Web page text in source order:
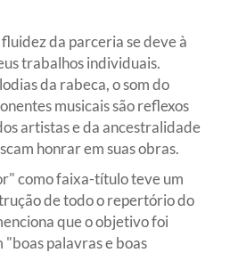
da parceria se deve à
trabalhos individuais.
da rabeca, o som do
musicais são reflexos
artistas e da ancestralidade
honrar em suas obras.
como faixa-título teve um
de todo o repertório do
que o objetivo foi
"boas palavras e boas